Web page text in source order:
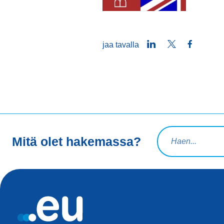
jaa tavalla LinkedInTwitter
Mitä olet hakemassa?
Hakuteksti